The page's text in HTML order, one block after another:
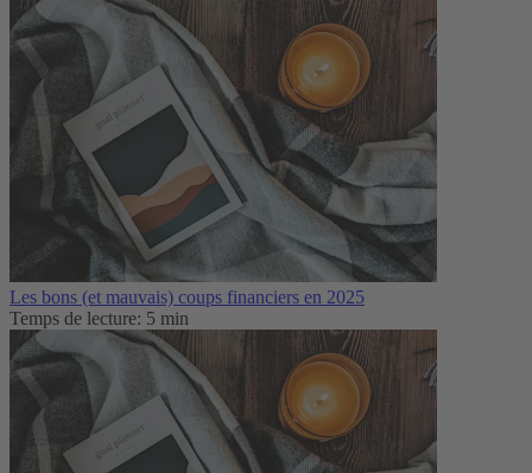
Les bons (et mauvais) coups financiers en 2025
Temps de lecture: 5 min